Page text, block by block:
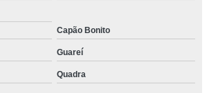
Capão Bonito
Guareí
Quadra